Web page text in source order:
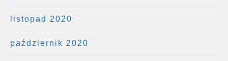
listopad 2020
październik 2020